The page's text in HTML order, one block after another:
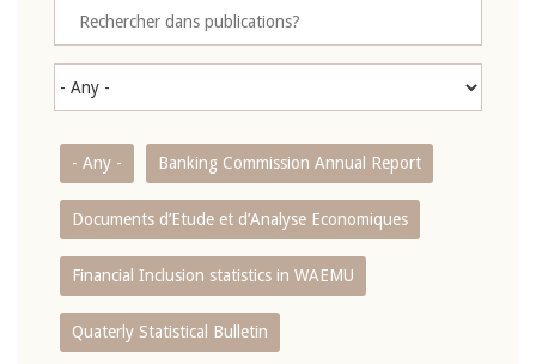
- Any - Banking Commission Annual Report
Documents d’Etude et d’Analyse Economiques
Financial Inclusion statistics in WAEMU
Quaterly Statistical Bulletin